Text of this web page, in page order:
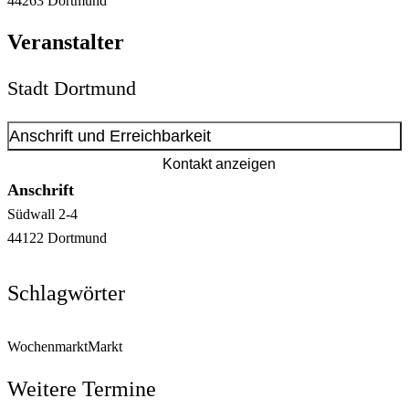
Veranstalter
Stadt Dortmund
Anschrift und Erreichbarkeit
Kontakt anzeigen
Anschrift
Südwall 2-4
44122 Dortmund
Schlagwörter
WochenmarktMarkt
Weitere Termine